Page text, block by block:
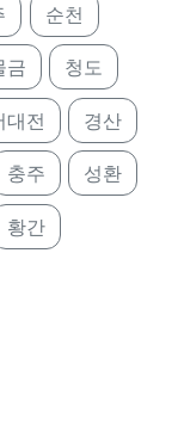
순천
금 청도
대전 경산
충주 성환
황간